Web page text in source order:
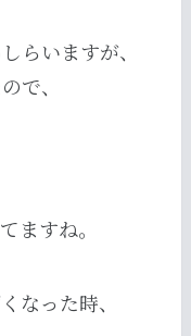
らいますが、
で、
ますね。
なった時、